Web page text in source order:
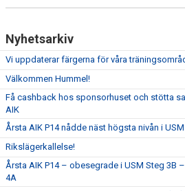
Nyhetsarkiv
Vi uppdaterar färgerna för våra
Välkommen Hummel!
Få cashback hos sponsorhuset och stötta
AIK
Årsta AIK P14 nådde näst högsta nivån i USM
Rikslägerkallelse!
Årsta AIK P14 – obesegrade i USM Steg 3B
4A